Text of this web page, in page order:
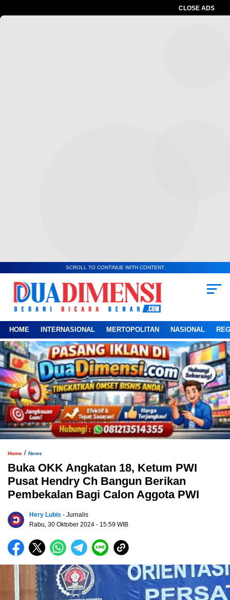
CLOSE ADS
SCROLL TO CONTINUE WITH CONTENT
HOME INTERNASIONAL MERTOPOLITAN NASIONAL
Home / News
Buka OKK Angkatan 18, Ketum PWI
Pusat Hendry Ch Bangun Berikan
Pembekalan Bagi Calon Aggota PWI
Hery Lubis - Jurnalis
Rabu, 30 Oktober 2024 - 15:59 WIB